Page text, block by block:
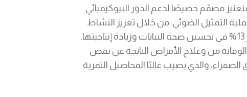
هو سماد منغنيز مصمّم خصيصًا لدعم الدور البيوكيميائي
التمثيل الضوئي. من خلال تعزيز النشاط
الضوئي، يساهم مايكرونيت منغنيز 13% في تحسين صحة النباتات وزيادة إنتاجيتها.
من وعلاج الأمراض الناتجة عن نقص
والذي يصيب غالبًا المحاصيل الثمرية